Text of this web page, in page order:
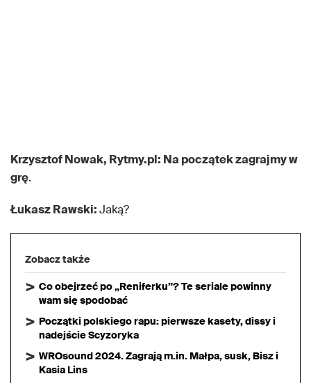
Krzysztof Nowak, Rytmy.pl: Na początek zagrajmy w
grę.
Łukasz Rawski:Jaką?
Zobacz także
Co obejrzeć po „Reniferku”? Te seriale powinny
wam się spodobać
Początki polskiego rapu: pierwsze kasety, dissy i
nadejście Scyzoryka
WROsound 2024. Zagrają m.in. Małpa, susk, Bisz i
Kasia Lins